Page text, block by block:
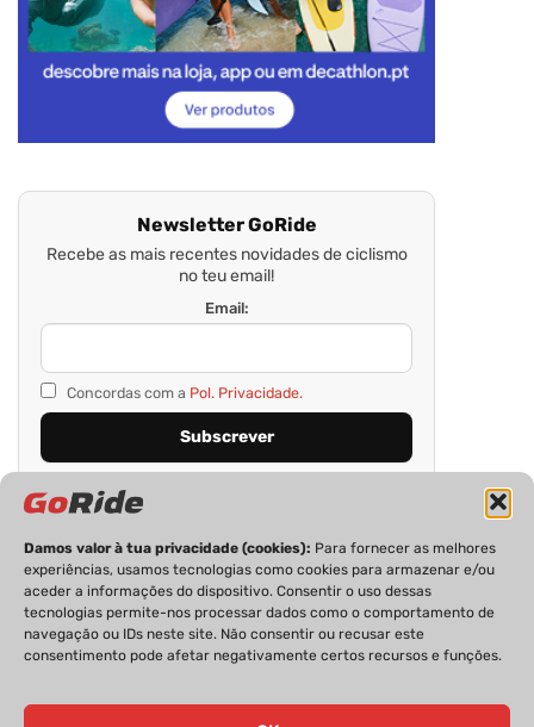
Damos valor à tua privacidade (cookies): Para fornecer as melhores
experiências, usamos tecnologias como cookies para armazenar e/ou
aceder a informações do dispositivo. Consentir o uso dessas
tecnologias permite-nos processar dados como o comportamento de
navegação ou IDs neste site. Não consentir ou recusar este
consentimento pode afetar negativamente certos recursos e funções.
Newsletter GoRide
Recebe as mais recentes novidades de ciclismo
no teu email!
Email:
Concordas com a Pol. Privacidade.
PRIVACIDADE FICHA TÉCNICA
ESTATUTO EDITORIAL